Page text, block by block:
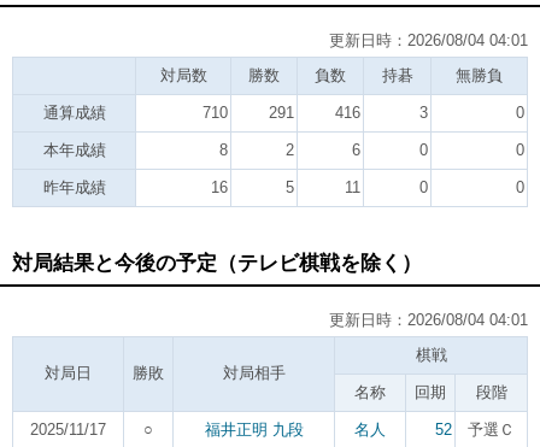
更新日時：2026/08/04 04:01
対局数
勝数 負数 持碁 無勝負
通算成績 710 291 416 3 0
本年成績 8 2 6 0 0
昨年成績 16 5 11 0 0
対局結果と今後の予定（テレビ棋戦を除く）
更新日時：2026/08/04 04:01
対局日 勝敗 対局相手
棋戦
名称 回期 段階
2025/11/17 ○ 福井正明 九段 名人 52 予選Ｃ